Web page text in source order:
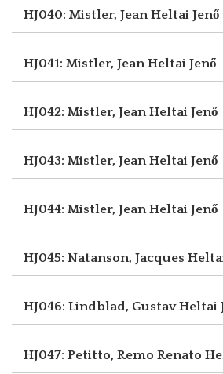
HJ040: Mistler, JeanHeltai Jenő
HJ041: Mistler, JeanHeltai Jenő
HJ042: Mistler, JeanHeltai Jenő
HJ043: Mistler, JeanHeltai Jenő
HJ044: Mistler, JeanHeltai Jenő
HJ045: Natanson, Jacques
HJ046: Lindblad, GustavHeltai
HJ047: Petitto, Remo Renato